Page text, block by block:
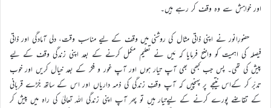
اور خواہش سے وہ وقف کر رہے ہیں۔
حضورِانور نے اپنی ذاتی مثال کی روشنی میں وقف کے لیے مناسب وقت، دلی آمادگی اور ذاتی
فیصلہ کی اہمیت کو واضح فرمایا کہ مَیں نے تعلیم مکمل کرنے کے بعد اپنی زندگی وقف کے لیے
پیش کی تھی۔ پس جب کبھی بھی آپ تیار ہوں اور آپ غور و فکر کے بعد خیال کریں اور خوب
تدبّر کر کےاس نتیجے پر پہنچیں کہ آپ وقفِ زندگی کی ذمہ داریاں اور اس کے ساتھ جُڑے قربانی
کے تقاضے پورے کرنے کے لیےتیار ہیں تو پھر آپ اپنی زندگی اللہ تعالیٰ کی راہ میں پیش کر